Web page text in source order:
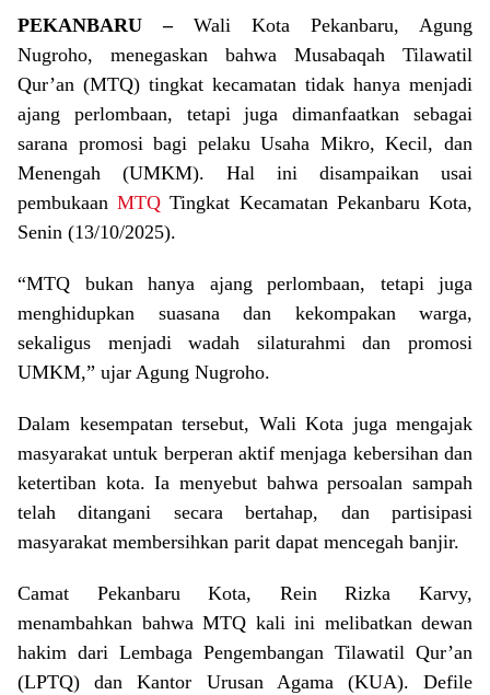
PEKANBARU –Wali Kota Pekanbaru, Agung
Nugroho, menegaskan bahwa Musabaqah Tilawatil
Qur’an (MTQ) tingkat kecamatan tidak hanya menjadi
ajang perlombaan, tetapi juga dimanfaatkan sebagai
sarana promosi bagi pelaku Usaha Mikro, Kecil, dan
Menengah (UMKM). Hal ini disampaikan usai
pembukaanMTQ Tingkat Kecamatan Pekanbaru Kota,
Senin (13/10/2025).
“MTQ bukan hanya ajang perlombaan, tetapi juga
menghidupkan suasana dan kekompakan warga,
sekaligus menjadi wadah silaturahmi dan promosi
UMKM,” ujar Agung Nugroho.
Dalam kesempatan tersebut, Wali Kota juga mengajak
masyarakat untuk berperan aktif menjaga kebersihan dan
ketertiban kota. Ia menyebut bahwa persoalan sampah
telah ditangani secara bertahap, dan partisipasi
masyarakat membersihkan parit dapat mencegah banjir.
Camat Pekanbaru Kota, Rein Rizka Karvy,
menambahkan bahwa MTQ kali ini melibatkan dewan
hakim dari Lembaga Pengembangan Tilawatil Qur’an
(LPTQ) dan Kantor Urusan Agama (KUA). Defile